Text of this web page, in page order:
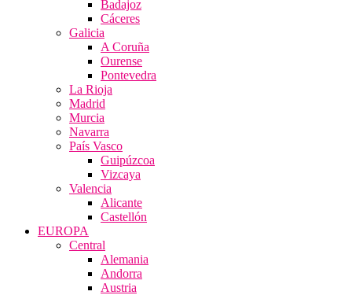
Badajoz
Cáceres
Galicia
A Coruña
Ourense
Pontevedra
La Rioja
Madrid
Murcia
Navarra
País Vasco
Guipúzcoa
Vizcaya
Valencia
Alicante
Castellón
EUROPA
Central
Alemania
Andorra
Austria